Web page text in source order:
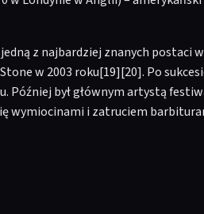
z najbardziej znanych postaci
w 2003 roku[19][20]. Po
Później był głównym artystą
wymiocinami i zatruciem